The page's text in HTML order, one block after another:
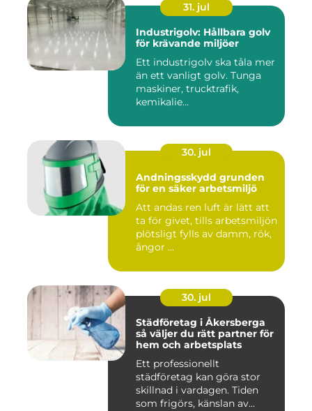
31. jul
Industrigolv: Hållbara golv
för krävande miljöer
Ett industrigolv ska tåla mer
än ett vanligt golv. Tunga
maskiner, trucktrafik,
kemikalie...
30. jul
Andningsskydd grunden
för en säker arbetsmiljö
Att andas ren luft är lätt att
ta för givet, tills arbetsmiljön
plötsligt fylls av damm, rök,
ångor ...
30. jul
Städföretag i Åkersberga
så väljer du rätt partner för
hem och arbetsplats
Ett professionellt
städföretag kan göra stor
skillnad i vardagen. Tiden
som frigörs, känslan av